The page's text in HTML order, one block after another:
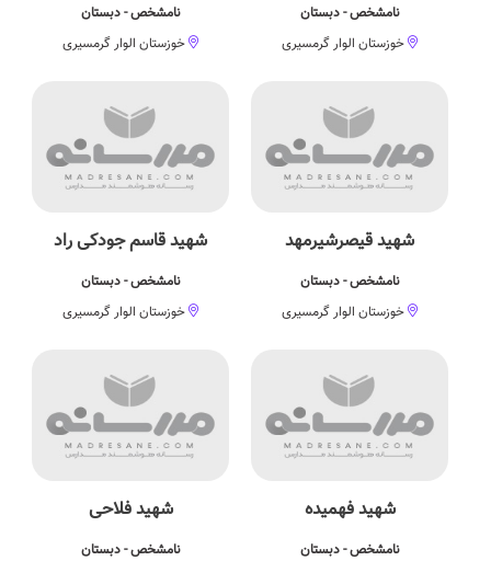
نامشخص - دبستان
خوزستان الوار گرمسیری
نامشخص - دبستان
خوزستان الوار گرمسیری
شهید قیصرشیرمهد
نامشخص - دبستان
خوزستان الوار گرمسیری
شهید قاسم جودکی راد
نامشخص - دبستان
خوزستان الوار گرمسیری
شهید فهمیده
نامشخص - دبستان
شهید فلاحی
نامشخص - دبستان